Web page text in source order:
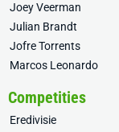
Joey Veerman
Julian Brandt
Jofre Torrents
Marcos Leonardo
Competities
Eredivisie